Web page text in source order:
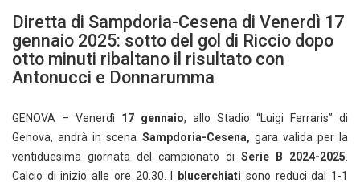
Diretta di Sampdoria-Cesena di Venerdì 17
gennaio 2025: sotto del gol di Riccio dopo
otto minuti ribaltano il risultato con
Antonucci e Donnarumma
GENOVA – Venerdì 17 gennaio, allo Stadio “Luigi Ferraris” di
Genova, andrà in scena Sampdoria-Cesena, gara valida per la
ventiduesima giornata del campionato di Serie B 2024-2025.
Calcio di inizio alle ore 20.30. I
blucerchiati sono reduci dal 1-1